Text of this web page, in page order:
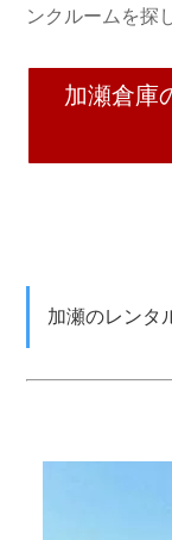
ンクルームを探
加瀬倉庫
加瀬のレンタ